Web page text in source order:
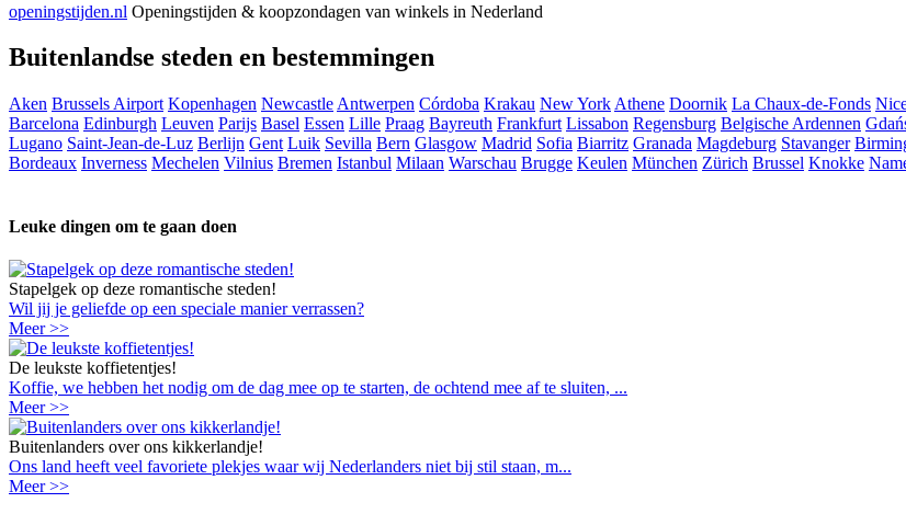
openingstijden.nl Openingstijden & koopzondagen van winkels in Nederland
Buitenlandse steden en bestemmingen
Aken Brussels Airport Kopenhagen Newcastle Antwerpen Córdoba Krakau New York Athene Doornik La Chaux-de-Fonds
Barcelona Edinburgh Leuven Parijs Basel Essen Lille Praag Bayreuth Frankfurt Lissabon Regensburg Belgische Ardennen
Lugano Saint-Jean-de-Luz Berlijn Gent Luik Sevilla Bern Glasgow Madrid Sofia Biarritz Granada Magdeburg Stavanger
Bordeaux Inverness Mechelen Vilnius Bremen Istanbul Milaan Warschau Brugge Keulen München Zürich Brussel Knokke
Leuke dingen om te gaan doen
Stapelgek op deze romantische steden!
Wil jij je geliefde op een speciale manier verrassen?
Meer >>
De leukste koffietentjes!
Koffie, we hebben het nodig om de dag mee op te starten, de ochtend mee af te sluiten, ...
Meer >>
Buitenlanders over ons kikkerlandje!
Ons land heeft veel favoriete plekjes waar wij Nederlanders niet bij stil staan, m...
Meer >>